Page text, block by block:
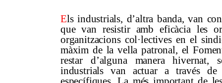
Els industrials, d’altra banda, van
que van resistir amb eficàcia les
organitzacions col·lectives en el
màxim de la vella patronal, el
restar d’alguna manera hivernat,
industrials van actuar a través de